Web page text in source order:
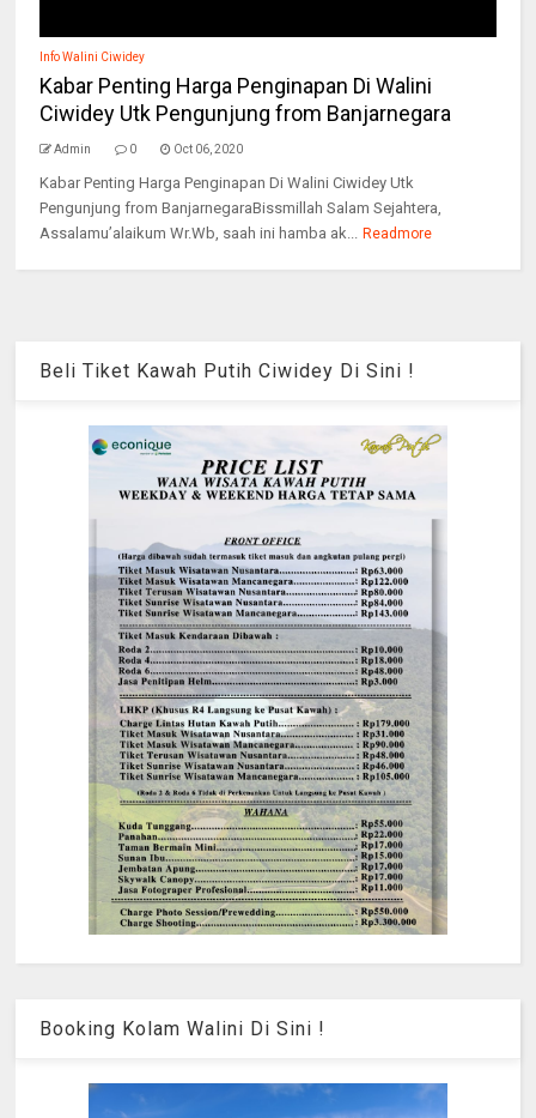
Info Walini Ciwidey
Kabar Penting Harga Penginapan Di Walini
Ciwidey Utk Pengunjung from Banjarnegara
Admin 0 Oct 06, 2020
Kabar Penting Harga Penginapan Di Walini Ciwidey Utk
Pengunjung from BanjarnegaraBissmillah Salam Sejahtera,
Assalamu’alaikum Wr.Wb, saah ini hamba ak... Readmore
Beli Tiket Kawah Putih Ciwidey Di Sini !
Booking Kolam Walini Di Sini !